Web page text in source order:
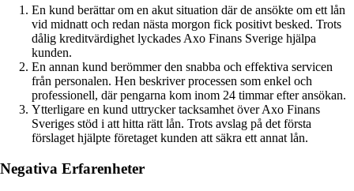
En kund berättar om en akut situation där de ansökte om ett lån
vid midnatt och redan nästa morgon fick positivt besked. Trots
dålig kreditvärdighet lyckades Axo Finans Sverige hjälpa
kunden.
En annan kund berömmer den snabba och effektiva servicen
från personalen. Hen beskriver processen som enkel och
professionell, där pengarna kom inom 24 timmar efter ansökan.
Ytterligare en kund uttrycker tacksamhet över Axo Finans
Sveriges stöd i att hitta rätt lån. Trots avslag på det första
förslaget hjälpte företaget kunden att säkra ett annat lån.
Negativa Erfarenheter